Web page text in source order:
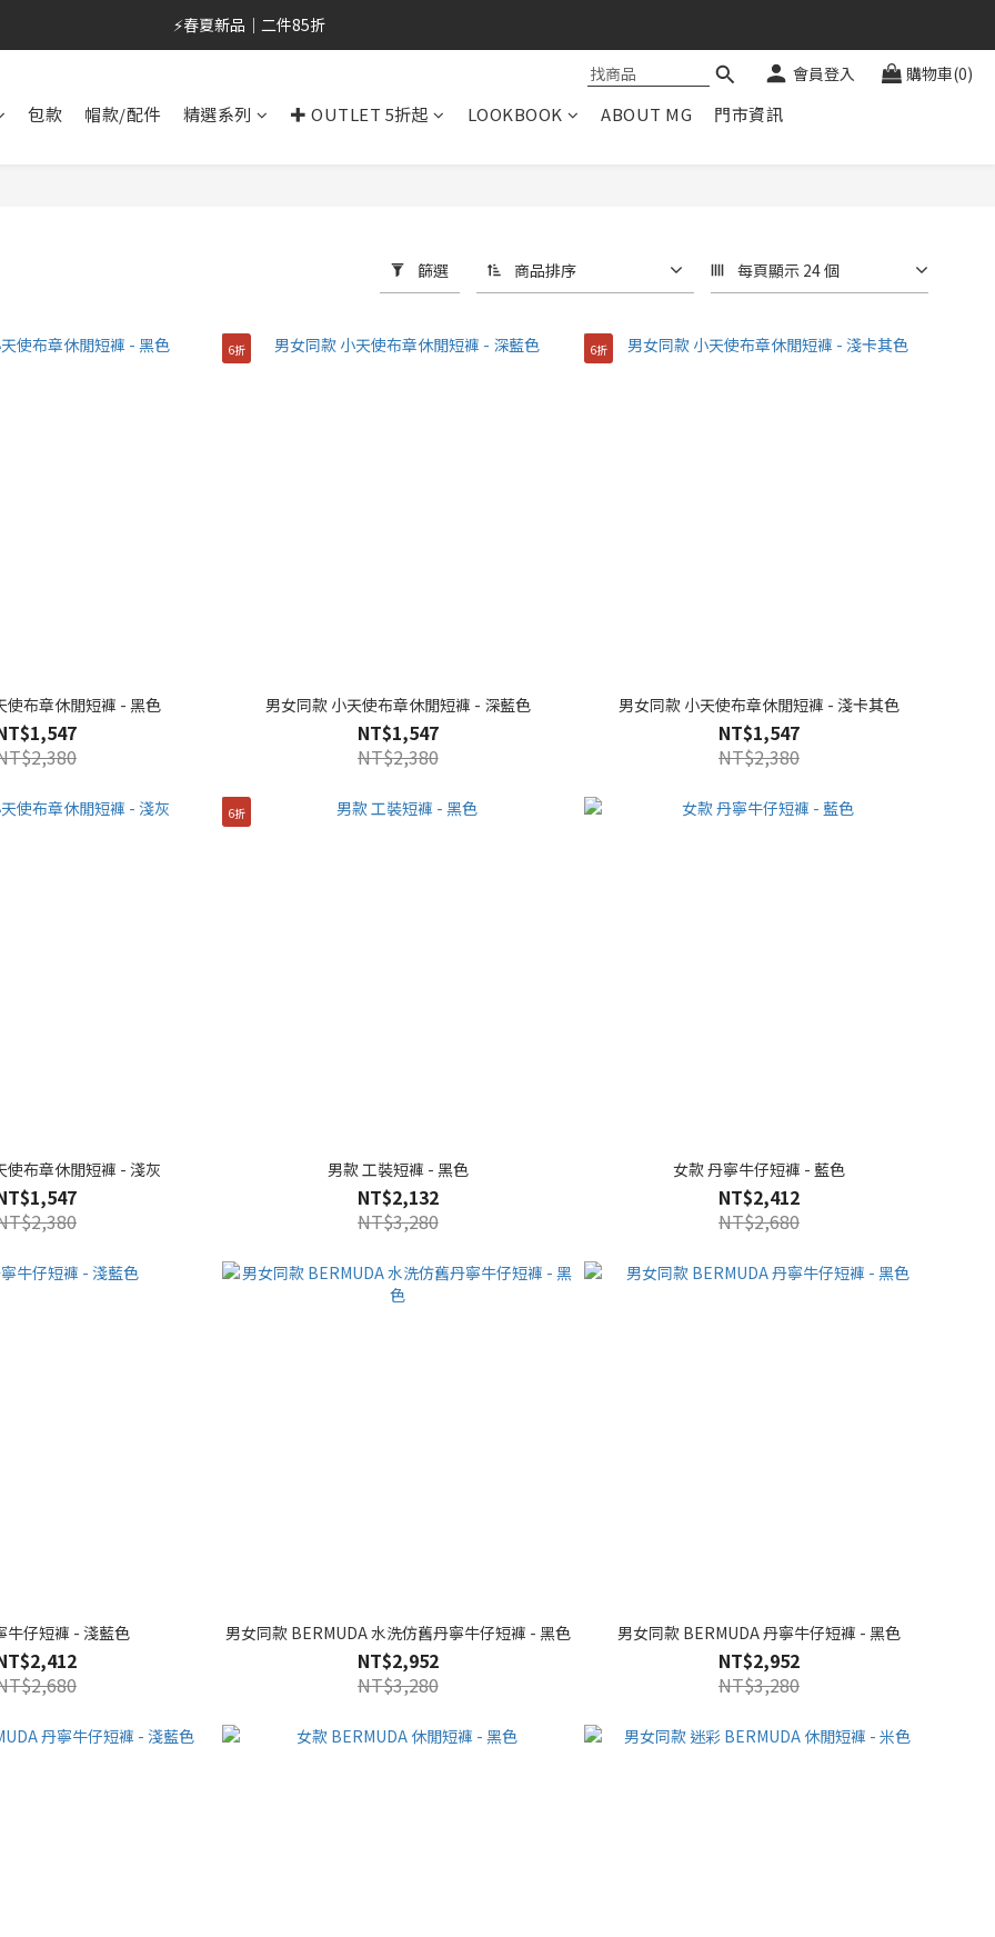
⚡春夏新品｜二件85折
⚡春夏新品｜二件85折
OUTLET 6折起⚡滿件再折
會員登入 購物車(0)
包款 帽款/配件 精選系列 ✚ OUTLET 5折起 LOOKBOOK ABOUT MG 門市資訊
篩選 商品排序 每頁顯示 24 個
使布章休閒短褲 - 黑色
6折
男女同款 小天使布章休閒短褲 - 深藍色
NT$1,547
NT$2,380
6折
男女同款 小天使布章休閒短褲 - 淺卡其色
NT$1,547
NT$2,380
使布章休閒短褲 - 淺灰
6折
男款 工裝短褲 - 黑色
NT$2,132
NT$3,280
女款 丹寧牛仔短褲 - 藍色
NT$2,412
NT$2,680
牛仔短褲 - 淺藍色 男女同款 BERMUDA 水洗仿舊丹寧牛仔短褲 - 黑色
NT$2,952
NT$3,280
男女同款 BERMUDA 丹寧牛仔短褲 - 黑色
NT$2,952
NT$3,280